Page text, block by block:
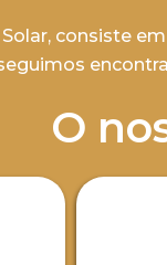
consiste
O